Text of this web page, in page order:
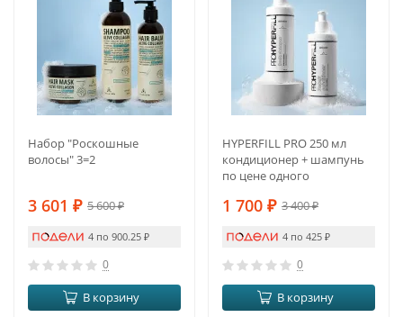
Набор "Роскошные
волосы" 3=2
3 601 ₽ 5 600₽
4 по 900.25 ₽
0
В корзину
HYPERFILL PRO 250 мл
кондиционер + шампунь
по цене одного
1 700 ₽ 3 400₽
4 по 425 ₽
0
В корзину